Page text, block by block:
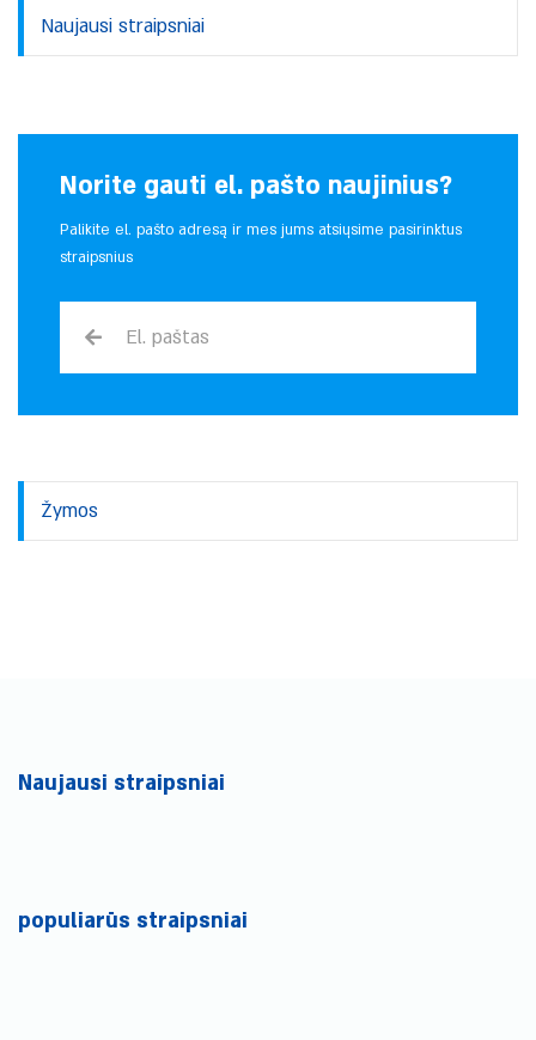
Naujausi straipsniai
Norite gauti el. pašto naujinius?
Palikite el. pašto adresą ir mes jums atsiųsime pasirinktus
straipsnius
Žymos
Naujausi straipsniai
populiarūs straipsniai